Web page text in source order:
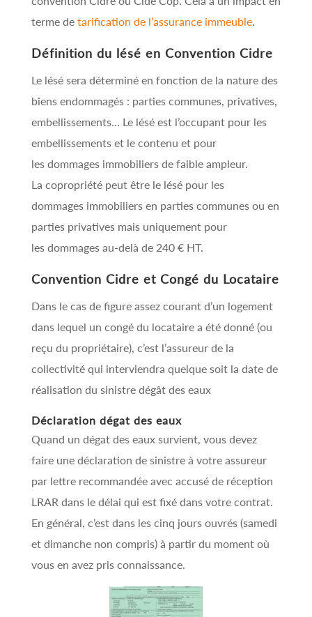
terme de tarification de l’assurance immeuble.
Définition du lésé en Convention Cidre
Le lésé sera déterminé en fonction de la nature des
biens endommagés : parties communes, privatives,
embellissements… Le lésé est l’occupant pour les
embellissements et le contenu et pour
les dommages immobiliers de faible ampleur.
La copropriété peut être le lésé pour les
dommages immobiliers en parties communes ou en
parties privatives mais uniquement pour
les dommages au-delà de 240 € HT.
Convention Cidre et Congé du Locataire
Dans le cas de figure assez courant d’un logement
dans lequel un congé du locataire a été donné (ou
reçu du propriétaire), c’est l’assureur de la
collectivité qui interviendra quelque soit la date de
réalisation du sinistre dégât des eaux
Déclaration dégat des eaux
Quand un dégat des eaux survient, vous devez
faire une déclaration de sinistre à votre assureur
par lettre recommandée avec accusé de réception
LRAR dans le délai qui est fixé dans votre contrat.
En général, c’est dans les cinq jours ouvrés (samedi
et dimanche non compris) à partir du moment où
vous en avez pris connaissance.